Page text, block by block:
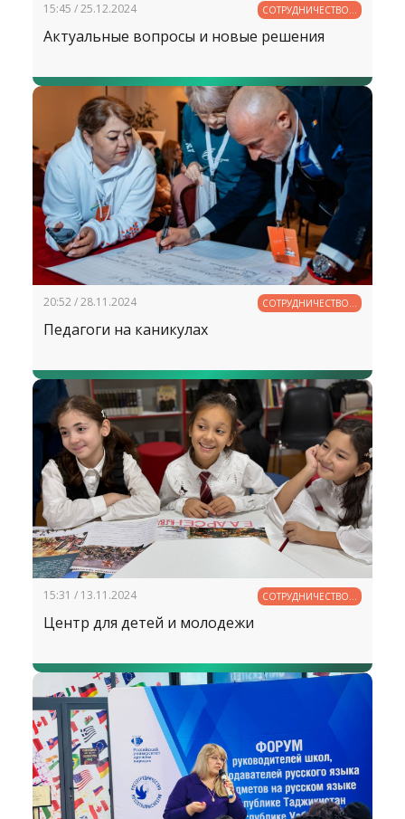
15:45 / 25.12.2024
СОТРУДНИЧЕСТВО В
ОБРАЗОВАНИИ
Актуальные вопросы и новые решения
20:52 / 28.11.2024
СОТРУДНИЧЕСТВО В
ОБРАЗОВАНИИ
Педагоги на каникулах
15:31 / 13.11.2024
СОТРУДНИЧЕСТВО В
ОБРАЗОВАНИИ
Центр для детей и молодежи